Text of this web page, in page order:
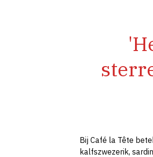
Bij Café la Tête
kalfszwezerik,